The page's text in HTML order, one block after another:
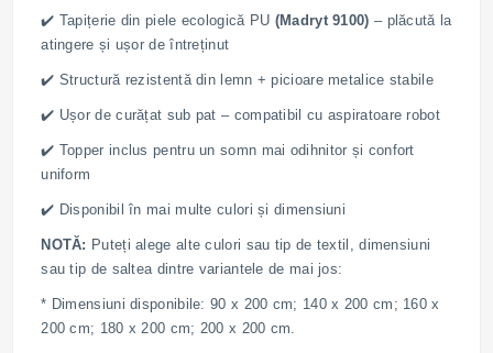
✔️ Tapițerie din piele ecologică PU (Madryt 9100) – plăcută la
atingere și ușor de întreținut
✔️ Structură rezistentă din lemn + picioare metalice stabile
✔️ Ușor de curățat sub pat – compatibil cu aspiratoare robot
✔️ Topper inclus pentru un somn mai odihnitor și confort
uniform
✔️ Disponibil în mai multe culori și dimensiuni
NOTĂ: Puteți alege alte culori sau tip de textil, dimensiuni
sau tip de saltea dintre variantele de mai jos:
* Dimensiuni disponibile: 90 x 200 cm; 140 x 200 cm; 160 x
200 cm; 180 x 200 cm; 200 x 200 cm.